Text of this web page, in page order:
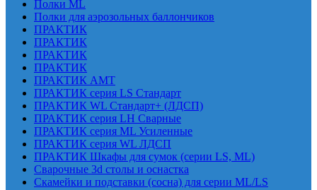
Полки ML
Полки для аэрозольных баллончиков
ПРАКТИК
ПРАКТИК
ПРАКТИК
ПРАКТИК
ПРАКТИК AMT
ПРАКТИК cерия LS Стандарт
ПРАКТИК WL Стандарт+ (ЛДСП)
ПРАКТИК серия LH Сварные
ПРАКТИК серия ML Усиленные
ПРАКТИК серия WL ЛДСП
ПРАКТИК Шкафы для сумок (серии LS, ML)
Сварочные 3d столы и оснастка
Скамейки и подставки (сосна) для серии ML/LS